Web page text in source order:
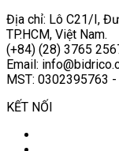
Địa chỉ: Lô C21/I,
TP.HCM, Việt Nam.
(+84) (28) 3765
Email:
MST: 0302395763
KẾT NỐI